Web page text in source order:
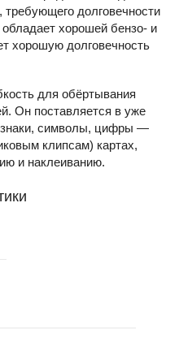
требующего долговечности
хорошей бензо- и
хорошую долговечность
для обёртывания
Он поставляется в уже
знаки, символы, цифры —
клипсам) картах,
и наклеиванию.